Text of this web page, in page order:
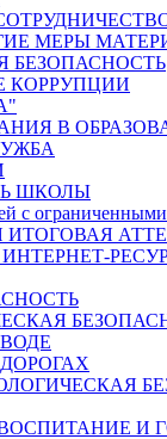
МЕРЫ
КОРРУПЦИИ
В
ШКОЛЫ
с
ИТОГОВАЯ
И